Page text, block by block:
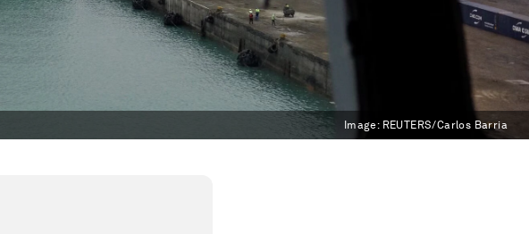
Image: REUTERS/Carlos Barria